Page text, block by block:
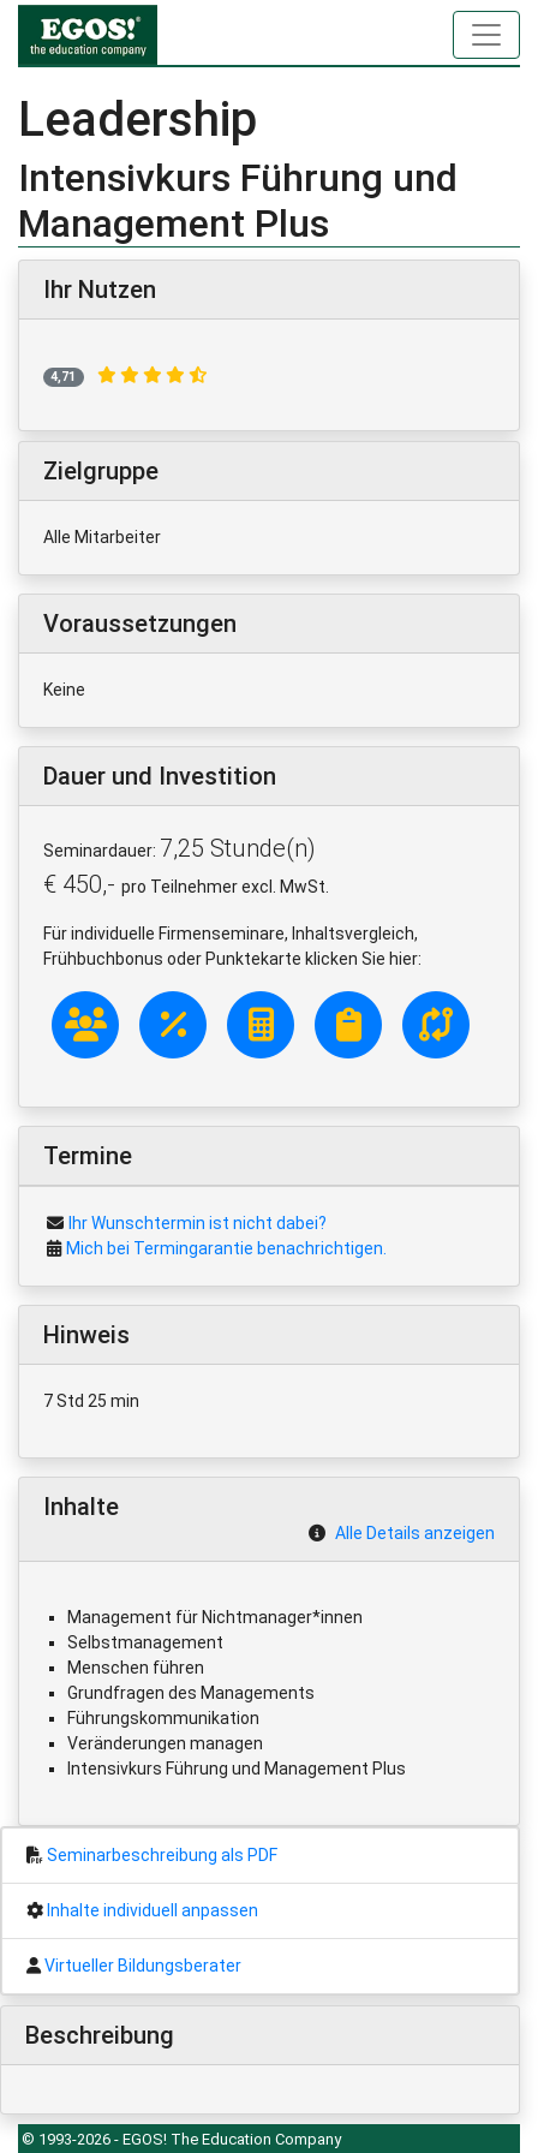
Leadership
Intensivkurs Führung und
Management Plus
Ihr Nutzen
4,71
Zielgruppe
Alle Mitarbeiter
Voraussetzungen
Keine
Dauer und Investition
Seminardauer: 7,25 Stunde(n)
€ 450,- pro Teilnehmer excl. MwSt.
Für individuelle Firmenseminare, Inhaltsvergleich,
Frühbuchbonus oder Punktekarte klicken Sie hier:
Termine
Ihr Wunschtermin ist nicht dabei?
Mich bei Termingarantie benachrichtigen.
Hinweis
7 Std 25 min
Inhalte
Alle Details anzeigen
Management für Nichtmanager*innen
Selbstmanagement
Menschen führen
Grundfragen des Managements
Führungskommunikation
Veränderungen managen
Intensivkurs Führung und Management Plus
Seminarbeschreibung als PDF
Inhalte individuell anpassen
Virtueller Bildungsberater
Beschreibung
© 1993-2026 - EGOS! The Education Company